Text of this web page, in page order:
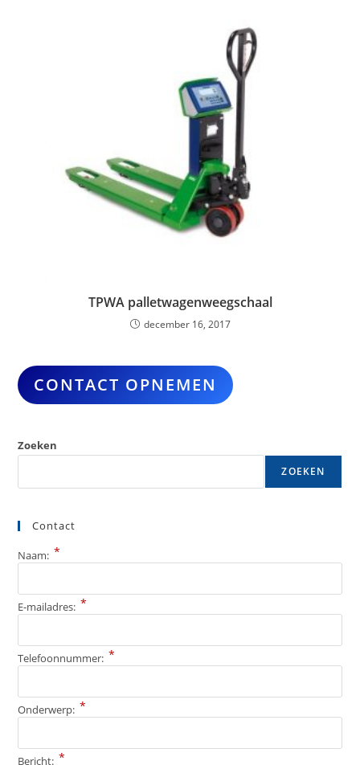
TPWA palletwagenweegschaal
december 16, 2017
CONTACT OPNEMEN
Zoeken
ZOEKEN
Contact
Naam: *
E-mailadres: *
Telefoonnummer: *
Onderwerp: *
Bericht: *